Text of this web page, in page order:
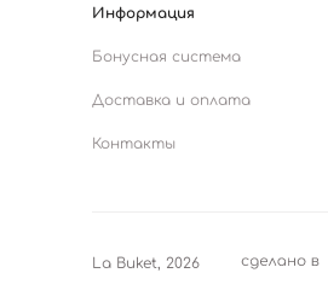
Информация
Бонусная система
Доставка и оплата
Контакты
La Buket, 2026